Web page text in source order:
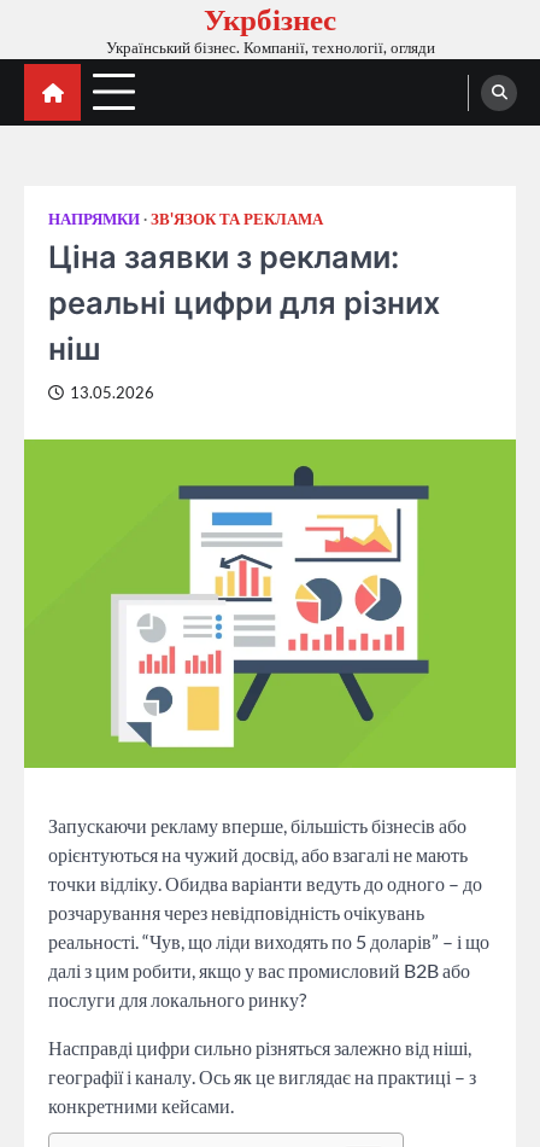
вмісту
Укрбізнес
Український бізнес. Компанії, технології, огляди
НАПРЯМКИ ЗВ'ЯЗОК ТА РЕКЛАМА
Ціна заявки з реклами:
реальні цифри для різних
ніш
13.05.2026
Запускаючи рекламу вперше, більшість бізнесів або
орієнтуються на чужий досвід, або взагалі не мають
точки відліку. Обидва варіанти ведуть до одного – до
розчарування через невідповідність очікувань
реальності. “Чув, що ліди виходять по 5 доларів” – і що
далі з цим робити, якщо у вас промисловий B2B або
послуги для локального ринку?
Насправді цифри сильно різняться залежно від ніші,
географії і каналу. Ось як це виглядає на практиці – з
конкретними кейсами.